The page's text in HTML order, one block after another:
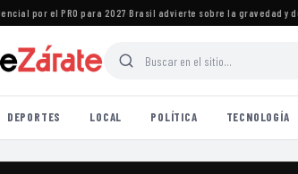
por el PRO para 2027·Brasil advierte sobre la gravedad y
DEPORTES LOCAL POLÍTICA TECNOLOGÍA